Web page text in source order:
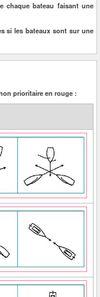
chaque bateau faisant une
si les bateaux sont sur une
prioritaire en rouge :